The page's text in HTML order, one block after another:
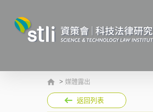
> 媒體露出
返回列表